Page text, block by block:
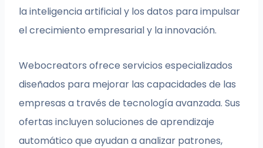
la inteligencia artificial y los datos para impulsar
el crecimiento empresarial y la innovación.
Webocreators ofrece servicios especializados
diseñados para mejorar las capacidades de las
empresas a través de tecnología avanzada. Sus
ofertas incluyen soluciones de aprendizaje
automático que ayudan a analizar patrones,